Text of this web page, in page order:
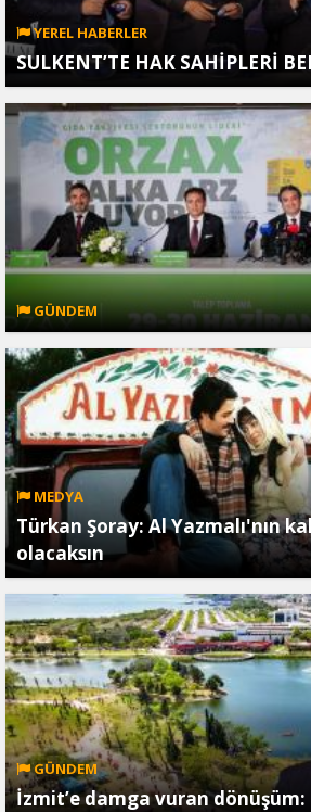
YEREL HABERLER
SULKENT’TE HAK SAHİPLERİ
GÜNDEM
MEDYA
Türkan Şoray: Al Yazmalı'nın
olacaksın
GÜNDEM
İzmit’e damga vuran dönüşüm: